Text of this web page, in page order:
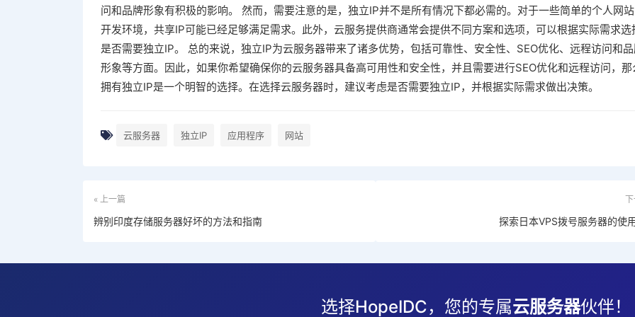
问和品牌形象有积极的影响。 然而，需要注意的是，独立IP并不是所有情况下都必需的。对于一些简单的个人网
开发环境，共享IP可能已经足够满足需求。此外，云服务提供商通常会提供不同方案和选项，可以根据实际需求选
是否需要独立IP。 总的来说，独立IP为云服务器带来了诸多优势，包括可靠性、安全性、SEO优化、远程访问和
形象等方面。因此，如果你希望确保你的云服务器具备高可用性和安全性，并且需要进行SEO优化和远程访问，那
拥有独立IP是一个明智的选择。在选择云服务器时，建议考虑是否需要独立IP，并根据实际需求做出决策。
云服务器 独立IP 应用程序 网站
« 上一篇
辨别印度存储服务器好坏的方法和指南 探索日本VPS拨号服务器的使
选择HopeIDC，您的专属云服务器伙伴！